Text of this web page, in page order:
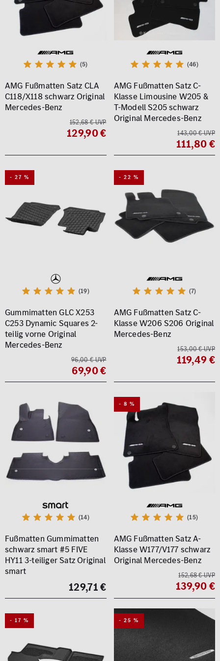
(5)
AMG Fußmatten Satz CLA
C118/X118 schwarz Original
Mercedes-Benz
152,68 € UVP
129,90 €
(46)
AMG Fußmatten Satz C-
Klasse Limousine W205 &
T-Modell S205 schwarz
Original Mercedes-Benz
143,00 € UVP
111,80 €
- 27 %
(19)
Gummimatten GLC X253
C253 Dynamic Squares 2-
teilig vorne Original
Mercedes-Benz
96,00 € UVP
69,90 €
- 22 %
(7)
AMG Fußmatten Satz C-
Klasse W206 S206 Original
Mercedes-Benz
153,00 € UVP
119,49 €
(14)
Fußmatten Gummimatten
schwarz smart #5 FIVE
HY11 3-teiliger Satz Original
smart
129,71 €
- 8 %
(15)
AMG Fußmatten Satz A-
Klasse W177/V177 schwarz
Original Mercedes-Benz
152,68 € UVP
139,90 €
- 17 % - 25 %